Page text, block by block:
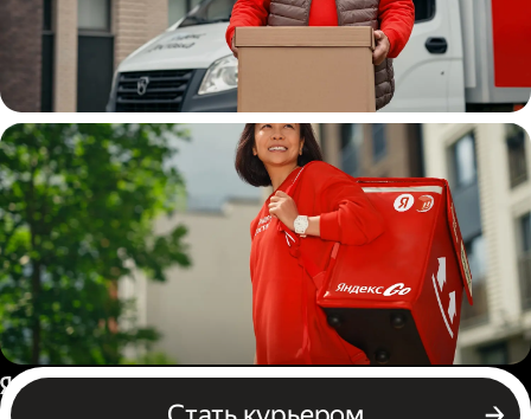
Водитель
грузовой машины
Пеший курьер Россия